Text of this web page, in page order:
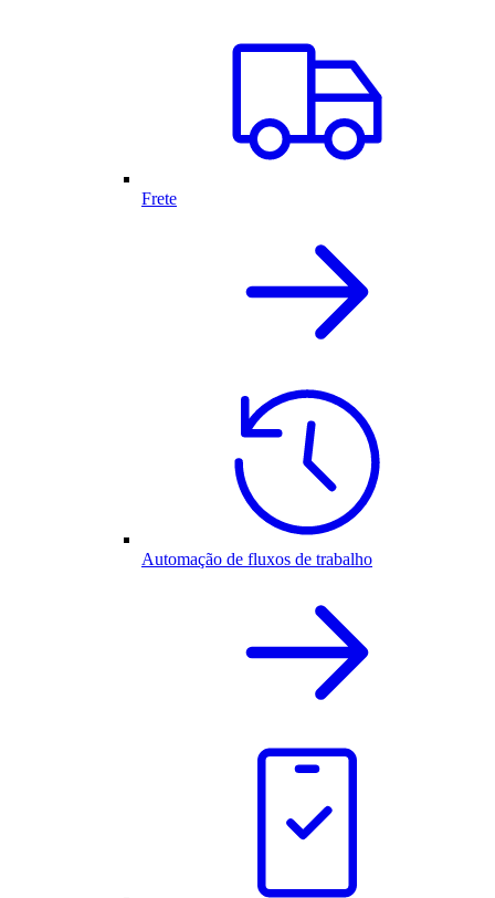
Frete
Automação de fluxos de trabalho